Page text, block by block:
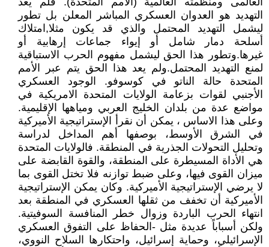
التهديد هو العدوان العسكري المباشر المعلن بل تطور
ليشمل التهديد المحتمل والذي قد يكون مثلا,امتلاك
أسلحة دمار شامل أو إيواء جماعات إرهابية أو
غيرها.وتطور هذا الحق ليشمل مفهوم الحرب الاستباقية
لمنع التهديد المحتمل.ولم يعد هذا الحق يتم عبر الأمم
المتحدة حالة الناتو في كوسوفو. الوجود العسكري
الأجنبي لقوات بزعامة الولايات المتحدة الامريكية في
مواضع عدة من بلدان الخليج العربي ومياهها الإقليمية.
وعلى هذا الاساس ، يمكن أن نقرأ الإستراتيجية الأميركية
في الشرق الأوسط، بوصفها أهم المداخل لدراسة
وتحليل التحولات الجذرية في المنطقة. فالولايات المتحدة
هي الأداة المسيطرة على المنطقة، والقوة القابضة على
ميزان القوى فيها، وعلى ضبط توازنه فلا تختل القوى بما
لا يرضي الإستراتيجية الأميركية. وكان يمكن الإستراتيجية
الأميركية أن تخفف من ثقلها العسكري في المنطقة بعد
انتهاء الحرب الباردة وزوال خطر المنافسة السوفيتية.
ولكن أسباباً عديدة مثل -الحفاظ على التفوق العسكري
الإسرائيلي، وحماية إسرائيل، واحتكارها السلاح النووي،